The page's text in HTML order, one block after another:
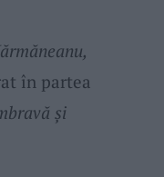
în partea
și